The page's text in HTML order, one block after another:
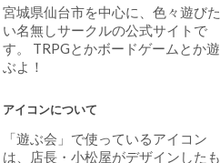
宮城県仙台市を中心に、色々遊びた
い名無しサークルの公式サイトで
す。 TRPGとかボードゲームとか遊
ぶよ！
アイコンについて
「遊ぶ会」で使っているアイコン
は、店長・小松屋がデザインしたも